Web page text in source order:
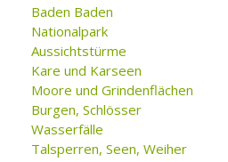
Baden Baden
Nationalpark
Aussichtstürme
Kare und Karseen
Moore und Grindenflächen
Burgen, Schlösser
Wasserfälle
Talsperren, Seen, Weiher